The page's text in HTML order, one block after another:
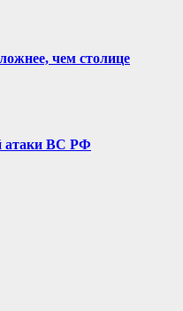
чем столице
атаки ВС РФ